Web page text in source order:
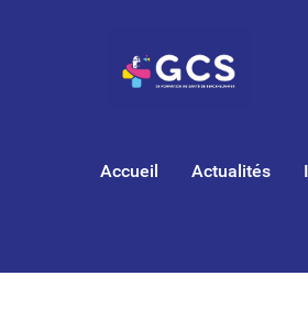
Accueil Actualités